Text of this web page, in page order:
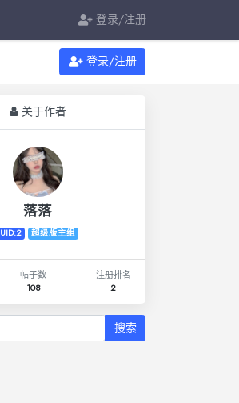
登录/注册
登录/注册
关于作者
落落
UID:2 超级版主组
帖子数
108
注册排名
2
搜索